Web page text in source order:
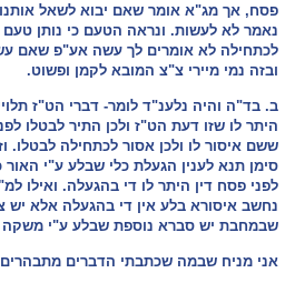
פסח, אך מג"א אומר שאם יבוא לשאל
נאמר לא לעשות. ונראה הטעם כי נותן
לכתחילה לא אומרים לך עשה אע"פ שאם
ובזה נמי מיירי צ"צ המובא לקמן ופשוט.
ב. בד"ה והיה נלענ"ד לומר- דברי הט"ז
היתר לו שזו דעת הט"ז ולכן התיר לבטלו
ששם איסור לו ולכן אסור לכתחילה
סימן תנא לענין הגעלת כלי שבלע ע"י
לפני פסח דין היתר לו די בהגעלה. ואילו
נחשב איסורא בלע אין די בהגעלה אלא יש
שבמחבת יש סברא נוספת שבלע ע"י
אני מניח שבמה שכתבתי הדברים